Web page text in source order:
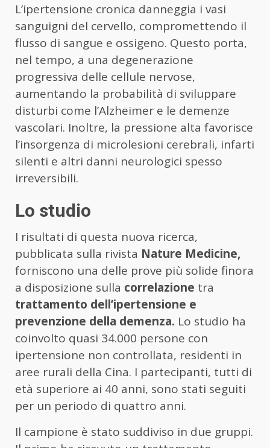
L’ipertensione cronica danneggia i vasi
sanguigni del cervello, compromettendo il
flusso di sangue e ossigeno. Questo porta,
nel tempo, a una degenerazione
progressiva delle cellule nervose,
aumentando la probabilità di sviluppare
disturbi come l’Alzheimer e le demenze
vascolari. Inoltre, la pressione alta favorisce
l’insorgenza di microlesioni cerebrali, infarti
silenti e altri danni neurologici spesso
irreversibili.
Lo studio
I risultati di questa nuova ricerca,
pubblicata sulla rivista Nature Medicine,
forniscono una delle prove più solide finora
a disposizione sulla correlazione tra
trattamento dell’ipertensione e
prevenzione della demenza. Lo studio ha
coinvolto quasi 34.000 persone con
ipertensione non controllata, residenti in
aree rurali della Cina. I partecipanti, tutti di
età superiore ai 40 anni, sono stati seguiti
per un periodo di quattro anni.
Il campione è stato suddiviso in due gruppi.